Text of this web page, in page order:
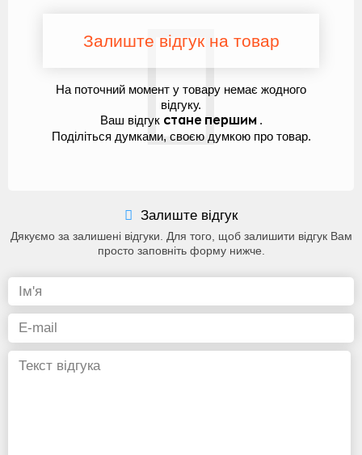
Залиште відгук на товар
На поточний момент у товару немає жодного
відгуку.
Ваш відгук стане першим .
Поділіться думками, своєю думкою про товар.
Залиште відгук
Дякуємо за залишені відгуки. Для того, щоб залишити відгук Вам
просто заповніть форму нижче.